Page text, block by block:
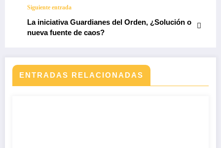
Siguiente entrada
La iniciativa Guardianes del Orden, ¿Solución o
nueva fuente de caos?
ENTRADAS RELACIONADAS